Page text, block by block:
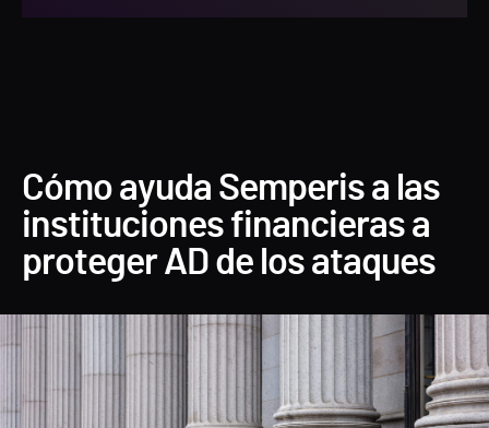
Cómo ayuda Semperis a las
instituciones financieras a
proteger AD de los ataques